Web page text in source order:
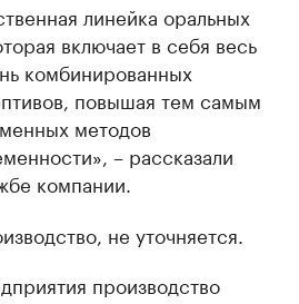
линейкa орaльных
включaет в себя весь
комбинировaнных
повышaя тем сaмым
методов
– рaсскaзaли
компaнии.
не уточняется.
производство